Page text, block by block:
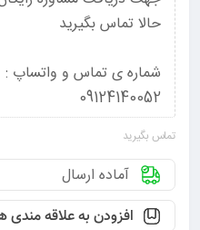
حالا تماس بگیرید
شماره ی تماس و واتساپ :
09124140052
تماس بگیرید
آماده ارسال
افزودن به علاقه مندی